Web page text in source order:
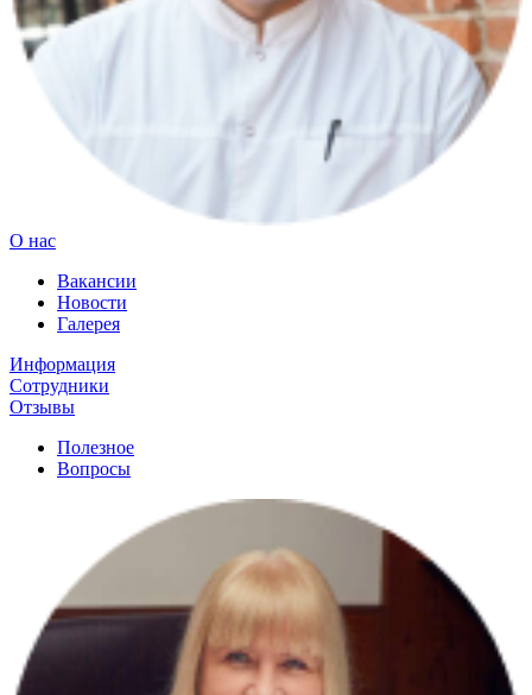
О нас
Вакансии
Новости
Галерея
Информация
Сотрудники
Отзывы
Полезное
Вопросы